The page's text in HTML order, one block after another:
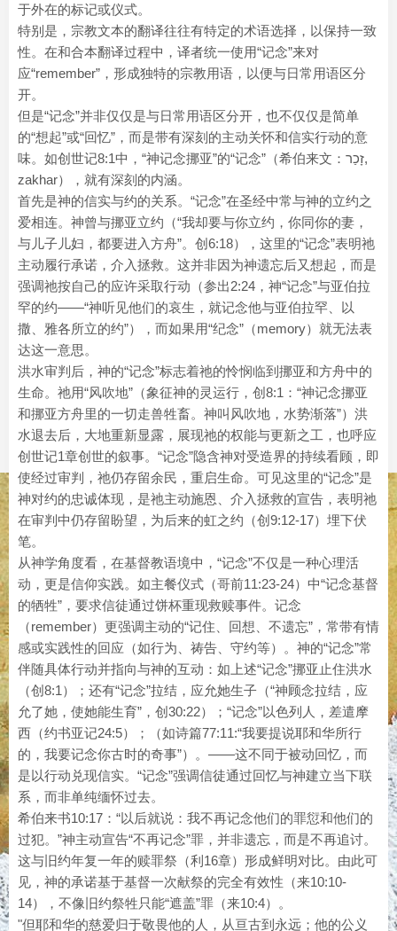
于外在的标记或仪式。
特别是，宗教文本的翻译往往有特定的术语选择，以保持一致
性。在和合本翻译过程中，译者统一使用“记念”来对
应“remember”，形成独特的宗教用语，以便与日常用语区分
开。
但是“记念”并非仅仅是与日常用语区分开，也不仅仅是简单
的“想起”或“回忆”，而是带有深刻的主动关怀和信实行动的意
味。如创世记8:1中，“神记念挪亚”的“记念”（希伯来文：זָכַר,
zakhar），就有深刻的内涵。
首先是神的信实与约的关系。“记念”在圣经中常与神的立约之
爱相连。神曾与挪亚立约（“我却要与你立约，你同你的妻，
与儿子儿妇，都要进入方舟”。创6:18），这里的“记念”表明祂
主动履行承诺，介入拯救。这并非因为神遗忘后又想起，而是
强调祂按自己的应许采取行动（参出2:24，神“记念”与亚伯拉
罕的约——“神听见他们的哀生，就记念他与亚伯拉罕、以
撒、雅各所立的约”），而如果用“纪念”（memory）就无法表
达这一意思。
洪水审判后，神的“记念”标志着祂的怜悯临到挪亚和方舟中的
生命。祂用“风吹地”（象征神的灵运行，创8:1：“神记念挪亚
和挪亚方舟里的一切走兽牲畜。神叫风吹地，水势渐落”）洪
水退去后，大地重新显露，展现祂的权能与更新之工，也呼应
创世记1章创世的叙事。“记念”隐含神对受造界的持续看顾，即
使经过审判，祂仍存留余民，重启生命。可见这里的“记念”是
神对约的忠诚体现，是祂主动施恩、介入拯救的宣告，表明祂
在审判中仍存留盼望，为后来的虹之约（创9:12-17）埋下伏
笔。
从神学角度看，在基督教语境中，“记念”不仅是一种心理活
动，更是信仰实践。如主餐仪式（哥前11:23-24）中“记念基督
的牺牲”，要求信徒通过饼杯重现救赎事件。记念
（remember）更强调主动的“记住、回想、不遗忘”，常带有情
感或实践性的回应（如行为、祷告、守约等）。神的“记念”常
伴随具体行动并指向与神的互动：如上述“记念”挪亚止住洪水
（创8:1）；还有“记念”拉结，应允她生子（“神顾念拉结，应
允了她，使她能生育”，创30:22）；“记念”以色列人，差遣摩
西（约书亚记24:5）；（如诗篇77:11:“我要提说耶和华所行
的，我要记念你古时的奇事”）。——这不同于被动回忆，而
是以行动兑现信实。“记念”强调信徒通过回忆与神建立当下联
系，而非单纯缅怀过去。
希伯来书10:17：“以后就说：我不再记念他们的罪愆和他们的
过犯。”神主动宣告“不再记念”罪，并非遗忘，而是不再追讨。
这与旧约年复一年的赎罪祭（利16章）形成鲜明对比。由此可
见，神的承诺基于基督一次献祭的完全有效性（来10:10-
14），不像旧约祭牲只能“遮盖”罪（来10:4）。
"但耶和华的慈爱归于敬畏他的人，从亘古到永远；他的公义